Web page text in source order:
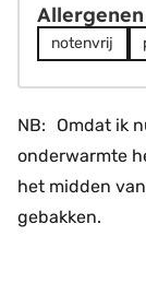
Allergenen
notenvrij
NB: Omdat ik
onderwarmte
het midden
gebakken.